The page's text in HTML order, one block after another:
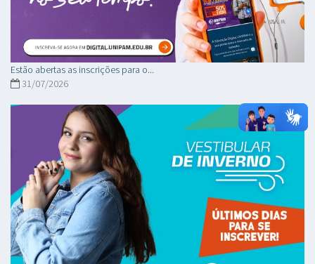
Estão abertas as inscrições para o...
31/07/2026